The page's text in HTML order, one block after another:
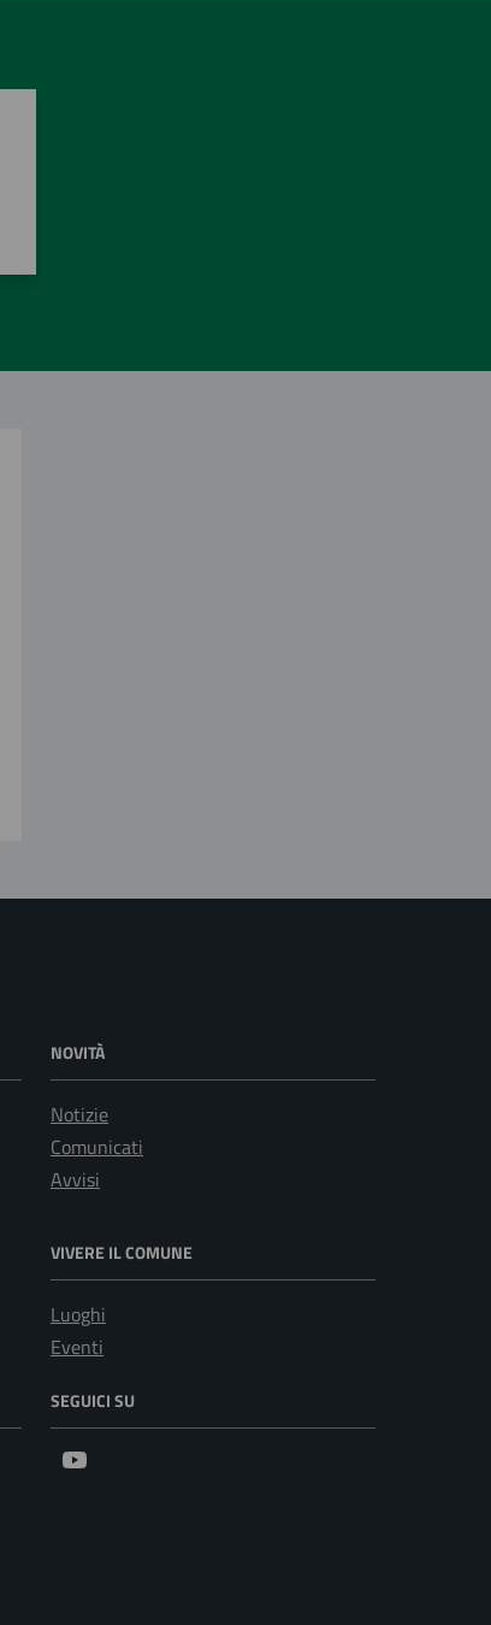
NOVITÀ
Notizie
Comunicati
Avvisi
VIVERE IL COMUNE
Luoghi
Eventi
SEGUICI SU